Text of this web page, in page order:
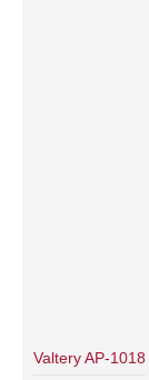
Valtery AP-1018